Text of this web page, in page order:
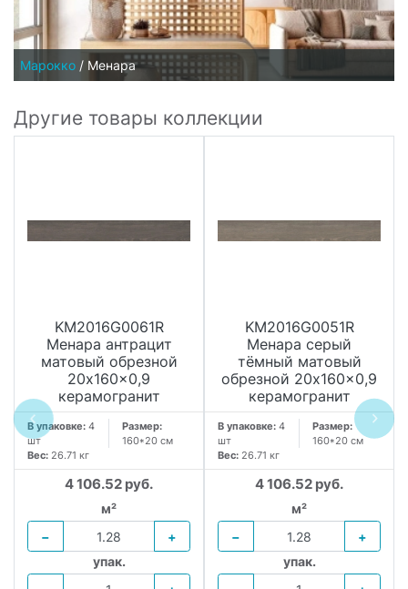
Марокко / Менара
Другие товары коллекции
KM2016G0061R
Менара антрацит
матовый обрезной
20x160x0,9
керамогранит
В упаковке: 4
шт
Размер:
160*20 см
Вес: 26.71 кг
4 106.52 руб.
м²
−
+
упак.
KM2016G0051R
Менара серый
тёмный матовый
обрезной 20x160x0,9
керамогранит
В упаковке: 4
шт
Размер:
160*20 см
Вес: 26.71 кг
4 106.52 руб.
м²
−
+
упак.